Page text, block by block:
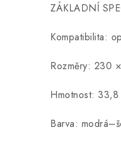
ZÁKLADNÍ
Kompatibilita:
Rozměry: 230
Hmotnost:
Barva: